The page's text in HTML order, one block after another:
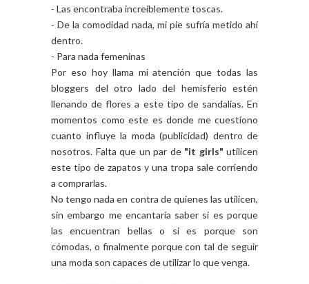
- Las encontraba increíblemente toscas.
- De la comodidad nada, mi pie sufría metido ahí
dentro.
- Para nada femeninas
Por eso hoy llama mi atención que todas las
bloggers del otro lado del hemisferio estén
llenando de flores a este tipo de sandalias. En
momentos como este es donde me cuestiono
cuanto influye la moda (publicidad) dentro de
nosotros. Falta que un par de "it girls" utilicen
este tipo de zapatos y una tropa sale corriendo
a comprarlas.
No tengo nada en contra de quienes las utilicen,
sin embargo me encantaría saber si es porque
las encuentran bellas o si es porque son
cómodas, o finalmente porque con tal de seguir
una moda son capaces de utilizar lo que venga.